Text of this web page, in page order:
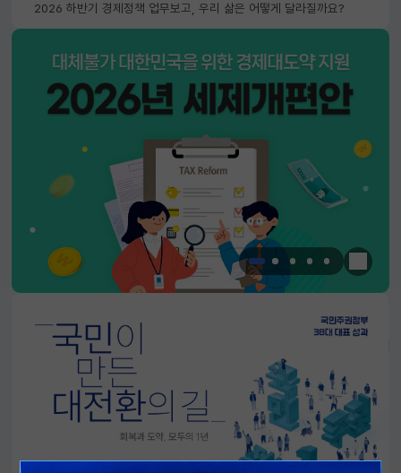
2026 하반기 경제정책 업무보고, 우리 삶은 어떻게 달라질까요?
한눈에